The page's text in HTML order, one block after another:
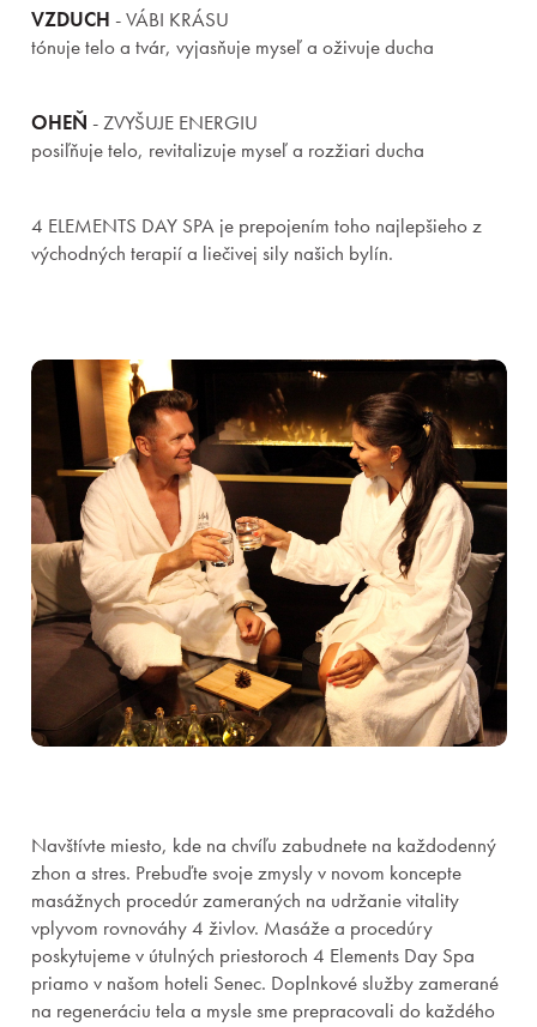
Kongresy
Eventy a teambuildingy
Priestory & služby
VZDUCH - VÁBI KRÁSU
tónuje telo a tvár, vyjasňuje myseľ a oživuje ducha
OHEŇ - ZVYŠUJE ENERGIU
posiľňuje telo, revitalizuje myseľ a rozžiari ducha
4 ELEMENTS DAY SPA je prepojením toho najlepšieho z
východných terapií a liečivej sily našich bylín.
Navštívte miesto, kde na chvíľu zabudnete na každodenný
zhon a stres. Prebuďte svoje zmysly v novom koncepte
masážnych procedúr zameraných na udržanie vitality
vplyvom rovnováhy 4 živlov. Masáže a procedúry
poskytujeme v útulných priestoroch 4 Elements Day Spa
priamo v našom hoteli Senec. Doplnkové služby zamerané
na regeneráciu tela a mysle sme prepracovali do každého